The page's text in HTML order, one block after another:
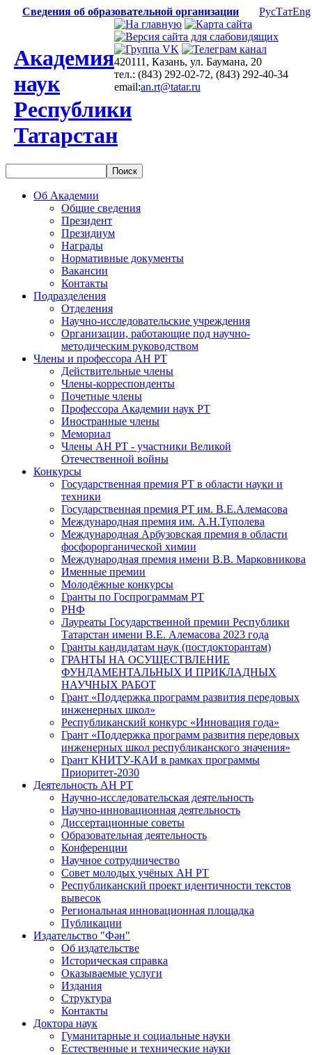
Сведения об образовательной организации РусТатEng
Академия
наук
Республики
Татарстан
420111, Казань, ул. Баумана, 20
тел.: (843) 292-02-72, (843) 292-40-34
email:an.rt@tatar.ru
Об Академии
Общие сведения
Президент
Президиум
Награды
Нормативные документы
Вакансии
Контакты
Подразделения
Отделения
Научно-исследовательские учреждения
Организации, работающие под научно-
методическим руководством
Члены и профессора АН РТ
Действительные члены
Члены-корреспонденты
Почетные члены
Профессора Академии наук РТ
Иностранные члены
Мемориал
Члены АН РТ - участники Великой
Отечественной войны
Конкурсы
Государственная премия РТ в области науки и
техники
Государственная премия РТ им. В.Е.Алемасова
Международная премия им. А.Н.Туполева
Международная Арбузовская премия в области
фосфорорганической химии
Международная премия имени В.В. Марковникова
Именные премии
Молодёжные конкурсы
Гранты по Госпрограммам РТ
РНФ
Лауреаты Государственной премии Республики
Татарстан имени В.Е. Алемасова 2023 года
Гранты кандидатам наук (постдокторантам)
ГРАНТЫ НА ОСУЩЕСТВЛЕНИЕ
ФУНДАМЕНТАЛЬНЫХ И ПРИКЛАДНЫХ
НАУЧНЫХ РАБОТ
Грант «Поддержка программ развития передовых
инженерных школ»
Республиканский конкурс «Инновация года»
Грант «Поддержка программ развития передовых
инженерных школ республиканского значения»
Грант КНИТУ-КАИ в рамках программы
Приоритет-2030
Деятельность АН РТ
Научно-исследовательская деятельность
Научно-инновационная деятельность
Диссертационные советы
Образовательная деятельность
Конференции
Научное сотрудничество
Совет молодых учёных АН РТ
Республиканский проект идентичности текстов
вывесок
Региональная инновационная площадка
Публикации
Издательство "Фән"
Об издательстве
Историческая справка
Оказываемые услуги
Издания
Структура
Контакты
Доктора наук
Гуманитарные и социальные науки
Естественные и технические науки